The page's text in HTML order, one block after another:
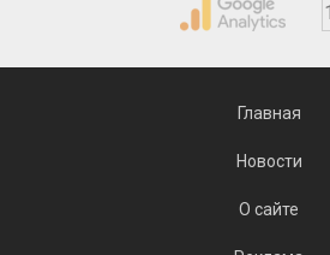
Главная
Новости
О сайте